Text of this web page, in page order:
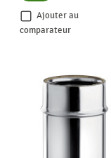
Ajouter au
comparateur